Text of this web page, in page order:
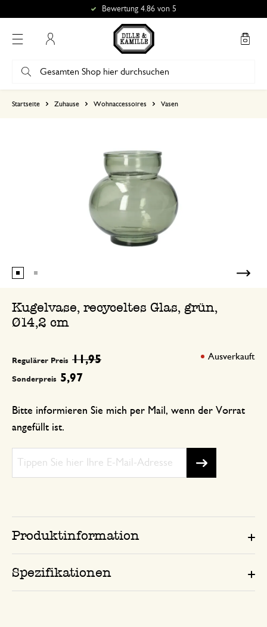
Bewertung 4.86 von 5
Startseite Zuhause Wohnaccessoires Vasen
Kugelvase, recyceltes Glas, grün,
Ø14,2 cm
Sonderpreis 5,97
Regulärer Preis 11,95
Bitte informieren Sie mich per Mail, wenn der Vorrat
angefüllt ist.
Ausverkauft
Produktinformation
Spezifikationen